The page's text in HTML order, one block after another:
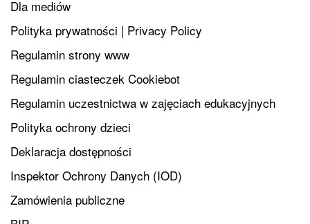
Dla mediów
Polityka prywatności | Privacy Policy
Regulamin strony www
Regulamin ciasteczek Cookiebot
Regulamin uczestnictwa w zajęciach edukacyjnych
Polityka ochrony dzieci
Deklaracja dostępności
Inspektor Ochrony Danych (IOD)
Zamówienia publiczne